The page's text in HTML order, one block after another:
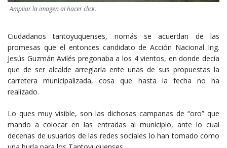
Ampliar la imagen al hacer click.
Ciudadanos tantoyuquenses, nomás se acuerdan de las
promesas que el entonces candidato de Acción Nacional Ing.
Jesús Guzmán Avilés pregonaba a los 4 vientos, en donde decía
que de ser alcalde arreglaría ente unas de sus propuestas la
carretera municipalizada, cosa que hasta la fecha no ha
realizado.
Lo ques muy visible, son las dichosas campanas de “oro” que
mando a colocar en las entradas al municipio, ante lo cual
decenas de usuarios de las redes sociales lo han tomado como